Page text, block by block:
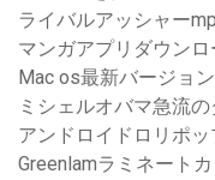
ライバルアッシャー
マンガアプリダウン
Mac os最新バージョ
ミシェルオバマ急流
アンドロイドロリポ
Greenlamラミネート